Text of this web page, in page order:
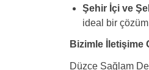
Şehir İçi ve
ideal bir
Bizimle İletişime
Düzce Sağlam